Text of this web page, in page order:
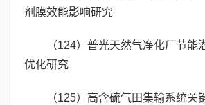
剂膜效能影响研究
（124）普光天然气净化厂节能
优化研究
（125）高含硫气田集输系统关